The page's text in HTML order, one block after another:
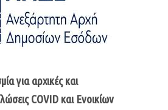
για αρχικές και
COVID και Ενοικίων